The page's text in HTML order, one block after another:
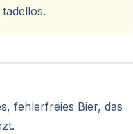
fehlerfreies Bier, das